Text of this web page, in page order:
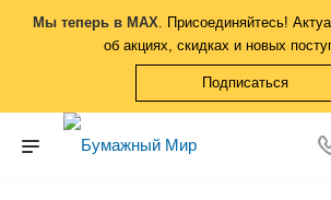
Мы теперь в MAX. Присоединяйтесь!
об акциях, скидках и новых
Подписаться